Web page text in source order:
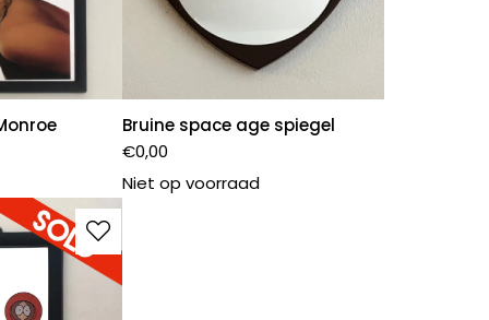
Bruine space age spiegel
€0,00
Niet op voorraad